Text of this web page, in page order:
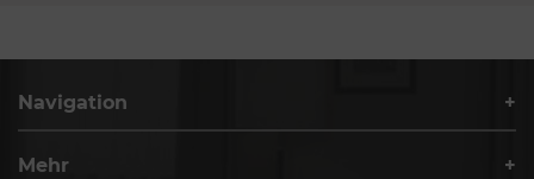
Navigation
Mehr